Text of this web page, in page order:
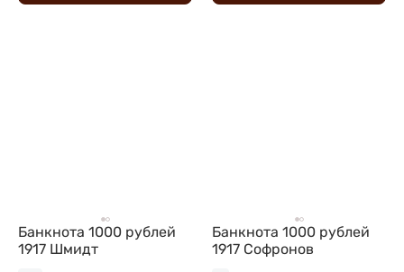
Банкнота 1000 рублей
1917 Шмидт
Банкнота 1000 рублей
1917 Софронов